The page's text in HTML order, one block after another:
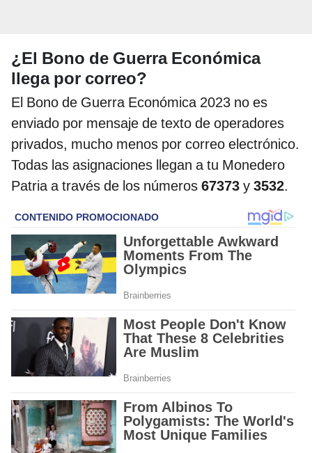
¿El Bono de Guerra Económica
llega por correo?
El Bono de Guerra Económica 2023 no es
enviado por mensaje de texto de operadores
privados, mucho menos por correo electrónico.
Todas las asignaciones llegan a tu Monedero
Patria a través de los números 67373 y 3532.